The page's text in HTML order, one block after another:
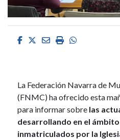
Facebook
Twitter
EmailImprimirWhatsapp
La Federación Navarra de
(FNMC) ha ofrecido esta
para informar sobre las
desarrollando en el
inmatriculados por la